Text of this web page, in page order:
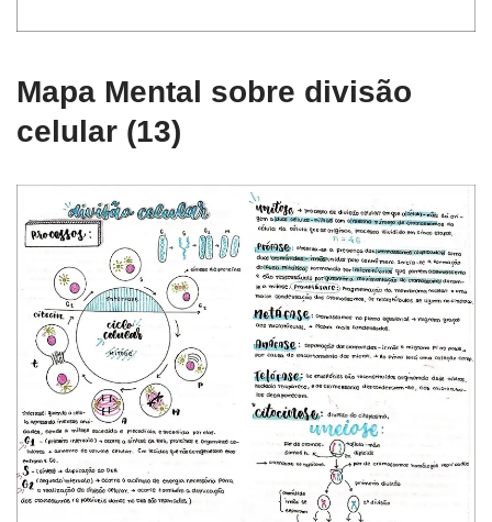
Mapa Mental sobre divisão
celular (13)